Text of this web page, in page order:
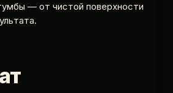
— от чистой поверхности